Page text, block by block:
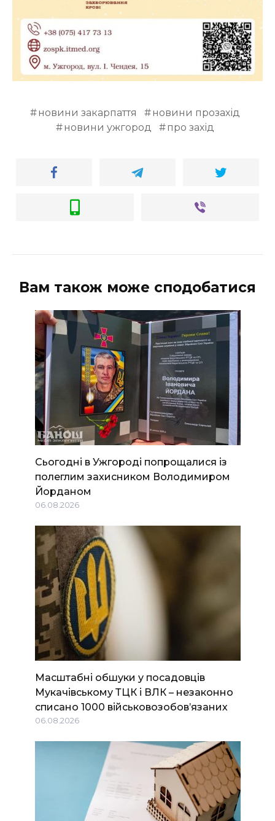
новини закарпаття
новини прозахід
новини ужгород
про захід
Вам також може сподобатися
Сьогодні в Ужгороді попрощалися із
полеглим захисником Володимиром
Йорданом
06.08.2026
Масштабні обшуки у посадовців
Мукачівському ТЦК і ВЛК – незаконно
списано 1000 військовозобов’язаних
06.08.2026